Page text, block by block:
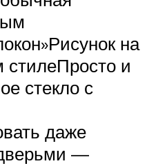
на
стилеПросто и
стекло с
даже
—